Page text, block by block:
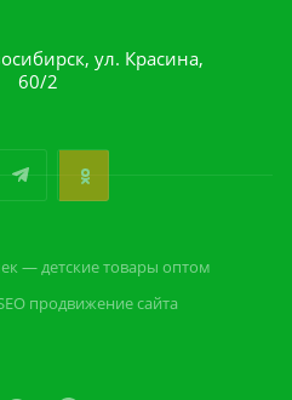
ул. Красина,
60/2
— детские товары оптом
продвижение сайта